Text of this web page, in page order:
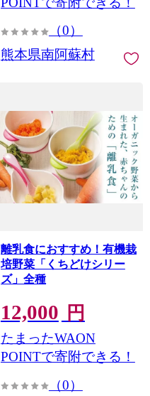
（0）
熊本県南阿蘇村
離乳食におすすめ！有機栽
培野菜「くちどけシリー
ズ」全種
12,000 円
たまったWAON
POINTで寄附できる！
（0）